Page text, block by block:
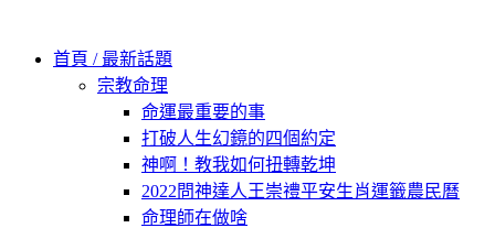
首頁 / 最新話題
宗教命理
命運最重要的事
打破人生幻鏡的四個約定
神啊！教我如何扭轉乾坤
2022問神達人王崇禮平安生肖運籤農民曆
命理師在做啥